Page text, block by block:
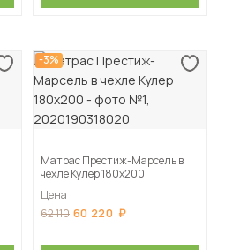
-3%
Матрас Престиж-Марсель в
чехле Кулер 180х200
Цена
62 110 60 220